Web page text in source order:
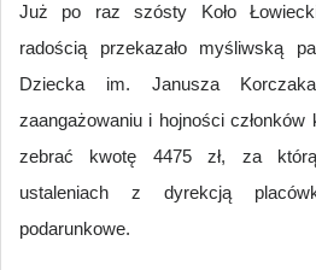
Już po raz szósty Koło
radością przekazało myśliwską
Dziecka im. Janusza
zaangażowaniu i hojności członków
zebrać kwotę 4475 zł, za
ustaleniach z dyrekcją
podarunkowe.